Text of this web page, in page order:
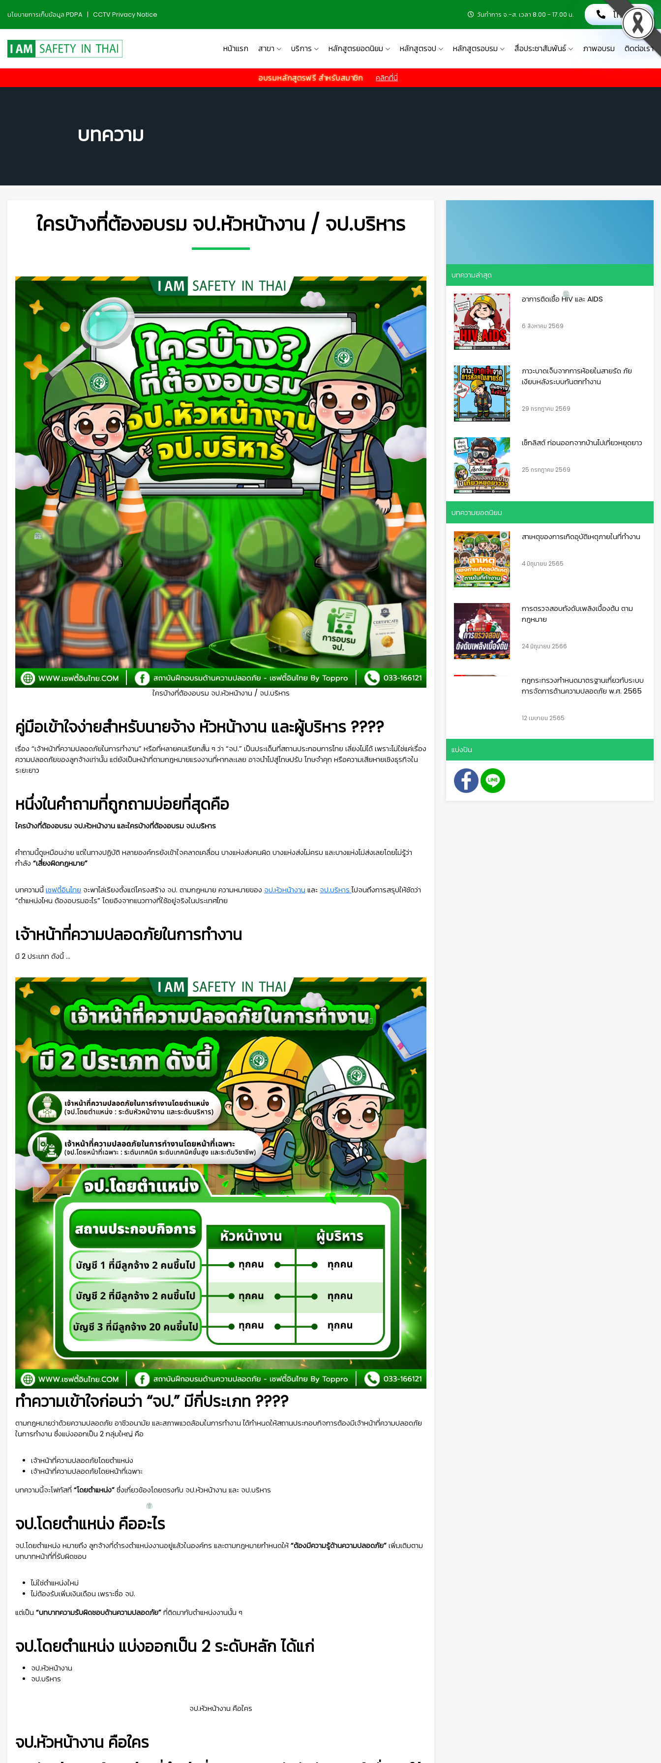
นโยบายการเก็บข้อมูล PDPA | CCTV Privacy Notice วันทำการ จ.-ส. เวลา 8.00 - 17.00 น. โทรเลย!
หน้าแรก สาขา บริการ หลักสูตรยอดนิยม หลักสูตรจป หลักสูตรอบรม สื่อประชาสัมพันธ์ ภาพอบรม ติดต่อเรา
อบรมหลักสูตรฟรี สำหรับสมาชิก คลิกที่นี่
บทความ
ใครบ้างที่ต้องอบรม จป.หัวหน้างาน / จป.บริหาร
ใครบ้างที่ต้องอบรม จป.หัวหน้างาน / จป.บริหาร
คู่มือเข้าใจง่ายสำหรับนายจ้าง หัวหน้างาน และผู้บริหาร ????
เรื่อง “เจ้าหน้าที่ความปลอดภัยในการทำงาน” หรือที่หลายคนเรียกสั้น ๆ ว่า “จป.” เป็นประเด็นที่สถานประกอบการไทย เลี่ยงไม่ได้ เพราะไม่ใช่แค่เรื่อง
ความปลอดภัยของลูกจ้างเท่านั้น แต่ยังเป็นหน้าที่ตามกฎหมายแรงงานที่หากละเลย อาจนำไปสู่โทษปรับ โทษจำคุก หรือความเสียหายเชิงธุรกิจใน
ระยะยาว
หนึ่งในคำถามที่ถูกถามบ่อยที่สุดคือ
ใครบ้างที่ต้องอบรม จป.หัวหน้างาน และใครบ้างที่ต้องอบรม จป.บริหาร
คำถามนี้ดูเหมือนง่าย แต่ในทางปฏิบัติ หลายองค์กรยังเข้าใจคลาดเคลื่อน บางแห่งส่งคนผิด บางแห่งส่งไม่ครบ และบางแห่งไม่ส่งเลยโดยไม่รู้ว่า
กำลัง “เสี่ยงผิดกฎหมาย”
บทความนี้ เซฟตี้อินไทย จะพาไล่เรียงตั้งแต่โครงสร้าง จป. ตามกฎหมาย ความหมายของ จป.หัวหน้างาน และ จป.บริหารไปจนถึงการสรุปให้ชัดว่า
“ตำแหน่งไหน ต้องอบรมอะไร” โดยอิงจากแนวทางที่ใช้อยู่จริงในประเทศไทย
เจ้าหน้าที่ความปลอดภัยในการทำงาน
มี 2 ประเภท ดังนี้ ...
ทำความเข้าใจก่อนว่า “จป.” มีกี่ประเภท ????
ตามกฎหมายว่าด้วยความปลอดภัย อาชีวอนามัย และสภาพแวดล้อมในการทำงาน ได้กำหนดให้สถานประกอบกิจการต้องมีเจ้าหน้าที่ความปลอดภัย
ในการทำงาน ซึ่งแบ่งออกเป็น 2 กลุ่มใหญ่ คือ
เจ้าหน้าที่ความปลอดภัยโดยตำแหน่ง
เจ้าหน้าที่ความปลอดภัยโดยหน้าที่เฉพาะ
บทความนี้จะโฟกัสที่ “โดยตำแหน่ง” ซึ่งเกี่ยวข้องโดยตรงกับ จป.หัวหน้างาน และ จป.บริหาร
จป.โดยตำแหน่ง คืออะไร
จป.โดยตำแหน่ง หมายถึง ลูกจ้างที่ดำรงตำแหน่งงานอยู่แล้วในองค์กร และตามกฎหมายกำหนดให้“ต้องมีความรู้ด้านความปลอดภัย” เพิ่มเติมตาม
บทบาทหน้าที่ที่รับผิดชอบ
ไม่ใช่ตำแหน่งใหม่
ไม่ต้องรับเพิ่มเงินเดือน เพราะชื่อ จป.
แต่เป็น “บทบาทความรับผิดชอบด้านความปลอดภัย” ที่ติดมากับตำแหน่งงานนั้น ๆ
จป.โดยตำแหน่ง แบ่งออกเป็น 2 ระดับหลัก ได้แก่
จป.หัวหน้างาน
จป.บริหาร
บทความล่าสุด
อาการติดเชื้อ HIV และ AIDS
6 สิงหาคม 2569
ภาวะบาดเจ็บจากการห้อยในสายรัด ภัย
เงียบหลังระบบกันตกทำงาน
29 กรกฎาคม 2569
เช็กลิสต์ ก่อนออกจากบ้านไปเที่ยวหยุดยาว
25 กรกฎาคม 2569
บทความยอดนิยม
สาเหตุของการเกิดอุบัติเหตุภายในที่ทำงาน
4 มิถุนายน 2565
การตรวจสอบถังดับเพลิงเบื้องต้น ตาม
กฎหมาย
24 มิถุนายน 2566
กฎกระทรวงกำหนดมาตรฐานเกี่ยวกับระบบ
การจัดการด้านความปลอดภัย พ.ศ. 2565
12 เมษายน 2565
แบ่งปัน